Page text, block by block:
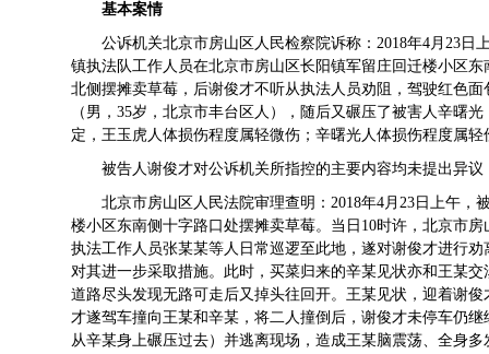
基本案情
公诉机关北京市房山区人民检察院诉称：2018年4月23
镇执法队工作人员在北京市房山区长阳镇军留庄回迁楼小区
北侧摆摊卖草莓，后谢俊才不听从执法人员劝阻，驾驶红色
（男，35岁，北京市丰台区人），随后又碾压了被害人辛曙
定，王玉虎人体损伤程度属轻微伤；辛曙光人体损伤程度属
被告人谢俊才对公诉机关所指控的主要内容均未提出异
北京市房山区人民法院审理查明：2018年4月23日上午
楼小区东南侧十字路口处摆摊卖草莓。当日10时许，北京市
执法工作人员张某某等人日常巡逻至此地，遂对谢俊才进行
对其进一步采取措施。此时，买菜归来的辛某见状亦和王某
道路尽头发现无路可走后又掉头往回开。王某见状，迎着谢
才遂驾车撞向王某和辛某，将二人撞倒后，谢俊才未停车仍
从辛某身上碾压过去）并逃离现场，造成王某脑震荡、全身